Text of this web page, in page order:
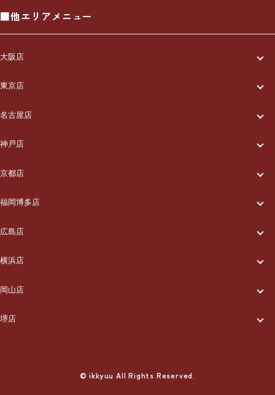
■他エリアメニュー
大阪店
一休について
ご利用の流れ
メニュー/料金
出張エリア
ブログ
お知らせ
採用情報
お問い合わせ
東京店
一休について
ご利用の流れ
メニュー/料金
出張エリア
ブログ
お知らせ
採用情報
お問い合わせ
名古屋店
一休について
ご利用の流れ
メニュー/料金
出張エリア
ブログ
お知らせ
採用情報
神戸店
一休について
ご利用の流れ
メニュー/料金
出張エリア
ブログ
お知らせ
京都店
一休について
ご利用の流れ
メニュー/料金
出張エリア
ブログ
福岡博多店
一休について
ご利用の流れ
メニュー/料金
出張エリア
広島店
一休について
ご利用の流れ
メニュー/料金
横浜店
一休について
ご利用の流れ
岡山店
一休について
堺店
© ikkyuu All Rights Reserved.